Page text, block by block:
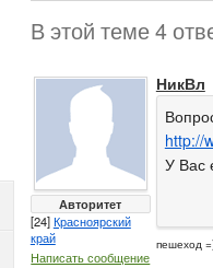
В этой теме 4
Авторитет
[24]Красноярский
край
Написать сообщение
НикВл
http://
У Вас
пешеход